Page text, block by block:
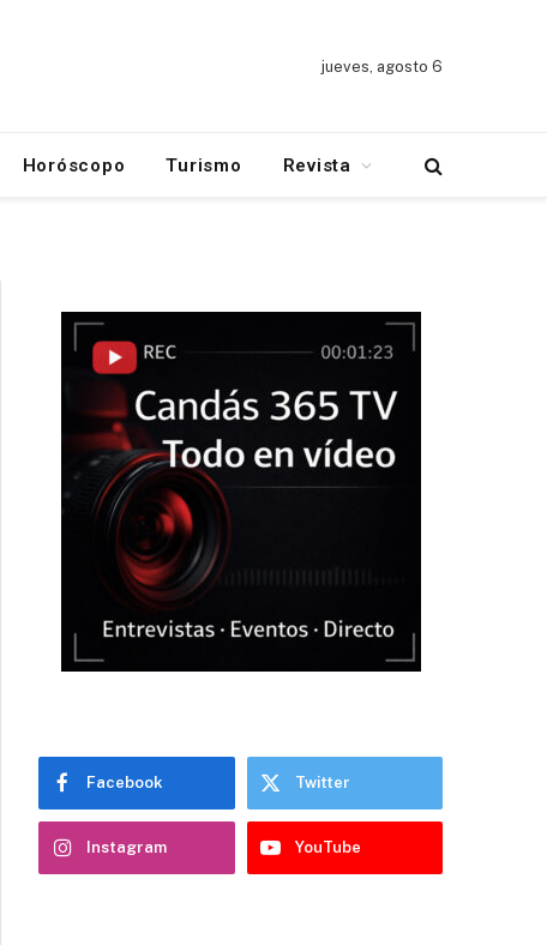
jueves, agosto 6
Horóscopo Turismo Revista
Facebook Twitter
Instagram YouTube